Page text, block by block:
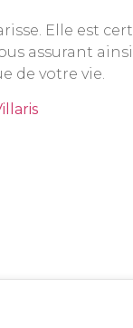
Elle est
assurant
de votre vie.